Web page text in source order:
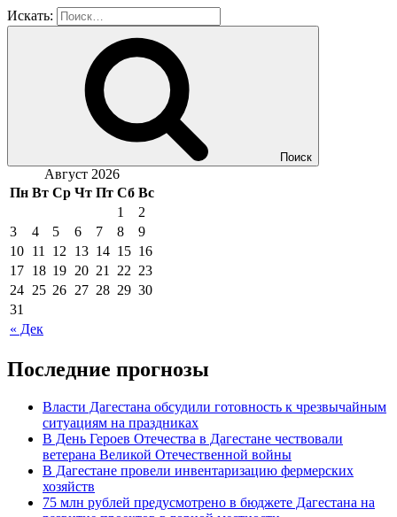
Искать:
Поиск
Август 2026
Пн Вт Ср Чт Пт Сб Вс
« Дек
1
2
3
4 5 6 7 8
9
10 11 12 13 14 15 16
17 18 19 20 21 22 23
24 25 26 27 28 29 30
31
Последние прогнозы
Власти Дагестана обсудили готовность к чрезвычайным
ситуациям на праздниках
В День Героев Отечества в Дагестане чествовали
ветерана Великой Отечественной войны
В Дагестане провели инвентаризацию фермерских
хозяйств
75 млн рублей предусмотрено в бюджете Дагестана на